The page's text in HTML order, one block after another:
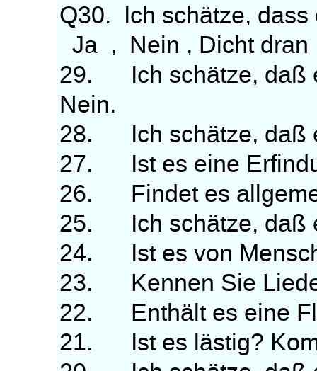
Q30. Ich schätze,
Ja , Nein , Dicht dran
29. Ich schätze, daß
Nein.
28. Ich schätze, daß
27. Ist es eine
26. Findet es
25. Ich schätze, daß
24. Ist es von
23. Kennen Sie
22. Enthält es eine
21. Ist es lästig?